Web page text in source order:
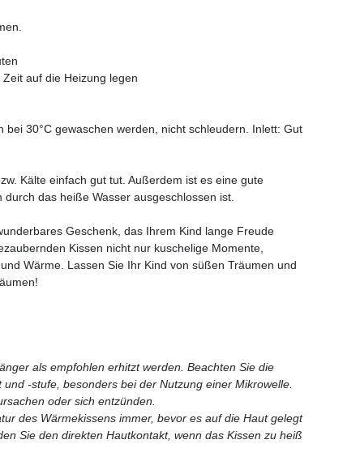
auf die Heizung legen
bei 30°C gewaschen werden, nicht schleudern. Inlett: Gut
Kälte einfach gut tut. Außerdem ist es eine gute
das heiße Wasser ausgeschlossen ist.
Geschenk, das Ihrem Kind lange Freude
Kissen nicht nur kuschelige Momente,
Wärme. Lassen Sie Ihr Kind von süßen Träumen und
als empfohlen erhitzt werden. Beachten Sie die
-stufe, besonders bei der Nutzung einer Mikrowelle.
oder sich entzünden.
des Wärmekissens immer, bevor es auf die Haut gelegt
Sie den direkten Hautkontakt, wenn das Kissen zu heiß